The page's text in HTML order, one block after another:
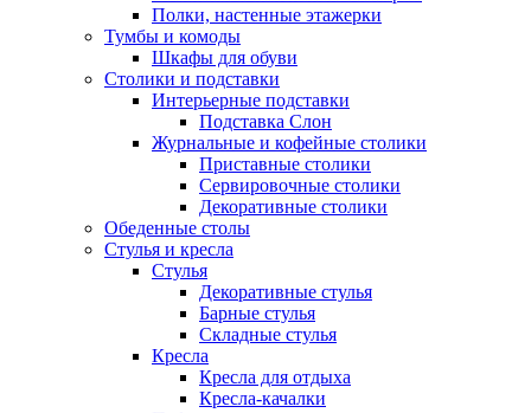
Полки, настенные этажерки
Тумбы и комоды
Шкафы для обуви
Столики и подставки
Интерьерные подставки
Подставка Слон
Журнальные и кофейные столики
Приставные столики
Сервировочные столики
Декоративные столики
Обеденные столы
Стулья и кресла
Стулья
Декоративные стулья
Барные стулья
Складные стулья
Кресла
Кресла для отдыха
Кресла-качалки